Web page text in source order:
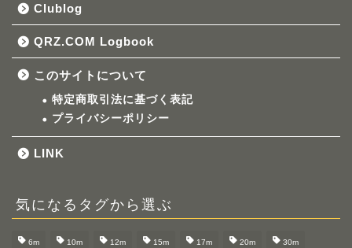
Clublog
QRZ.COM Logbook
このサイトについて
特定商取引法に基づく表記
プライバシーポリシー
LINK
気になるタグから選ぶ
6m 10m 12m 15m 17m 20m 30m